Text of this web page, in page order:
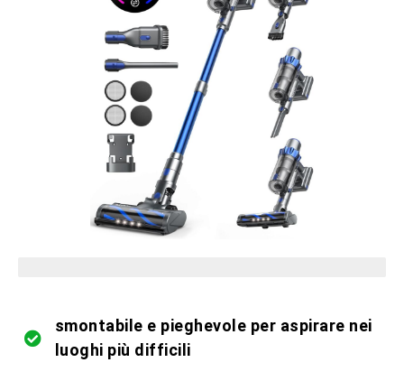
smontabile e pieghevole per aspirare nei
luoghi più difficili